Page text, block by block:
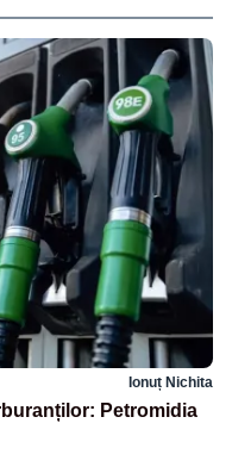
Ionuț Nichita
Petromidia